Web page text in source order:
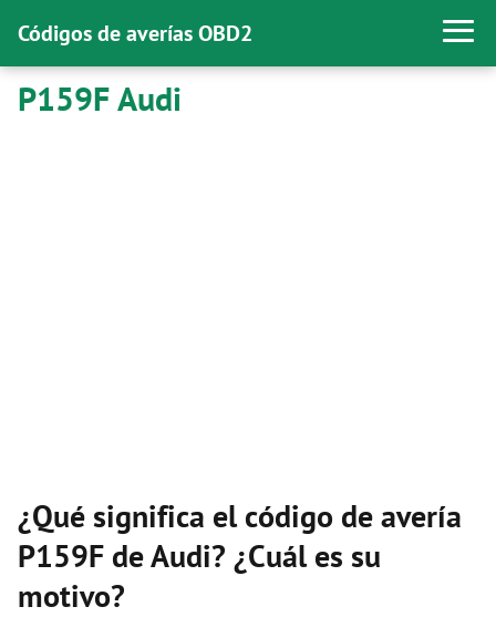
Códigos de averías OBD2
P159F Audi
¿Qué significa el código de avería
P159F de Audi? ¿Cuál es su
motivo?